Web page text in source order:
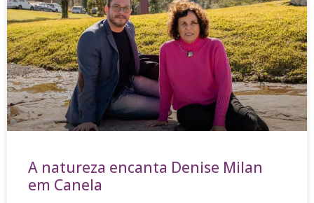
A natureza encanta Denise Milan
em Canela